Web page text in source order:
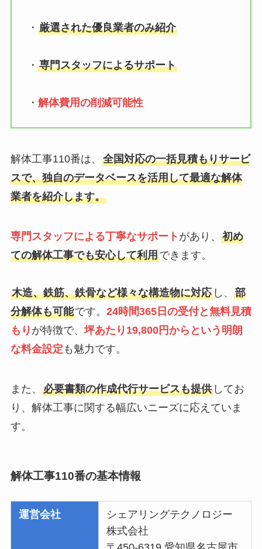
・ 厳選された優良業者のみ紹介
・ 専門スタッフによるサポート
・ 解体費用の削減可能性
解体工事110番は、 全国対応の一括見積もりサービ
スで、独自のデータベースを活用して最適な解体
業者を紹介します。
専門スタッフによる丁寧なサポート があり、 初め
ての解体工事でも安心して利用できます。
木造、鉄筋、鉄骨など様々な構造物に対応し、 部
分解体も可能です。 24時間365日の受付と無料見積
もり が特徴で、坪あたり19,800円からという明朗
な料金設定 も魅力です。
また、 必要書類の作成代行サービスも提供してお
り、解体工事に関する幅広いニーズに応えていま
す。
解体工事110番の基本情報
運営会社
シェアリングテクノロジー
株式会社